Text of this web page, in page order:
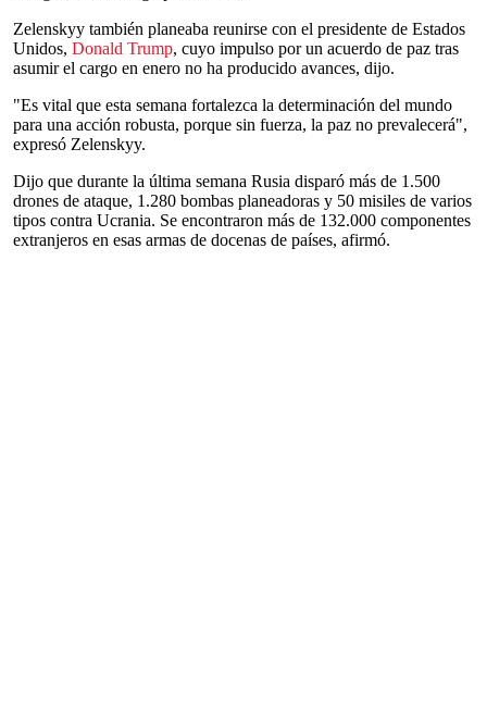
Zelenskyy también planeaba reunirse con el presidente de Estados
Unidos, Donald Trump, cuyo impulso por un acuerdo de paz tras
asumir el cargo en enero no ha producido avances, dijo.
"Es vital que esta semana fortalezca la determinación del mundo
para una acción robusta, porque sin fuerza, la paz no prevalecerá",
expresó Zelenskyy.
Dijo que durante la última semana Rusia disparó más de 1.500
drones de ataque, 1.280 bombas planeadoras y 50 misiles de varios
tipos contra Ucrania. Se encontraron más de 132.000 componentes
extranjeros en esas armas de docenas de países, afirmó.